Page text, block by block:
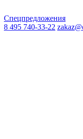
Спецпредложения
8 495 740-33-22